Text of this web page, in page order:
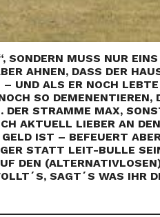
SONDERN MUSS NUR
AHNEN, DASS DER
UND ALS ER NOCH
SO DEMENENTIEREN,
DER STRAMME MAX,
AKTUELL LIEBER AN
IST – BEFEUERT
STATT LEIT-BULLE
DEN
SAGT´S WAS IHR